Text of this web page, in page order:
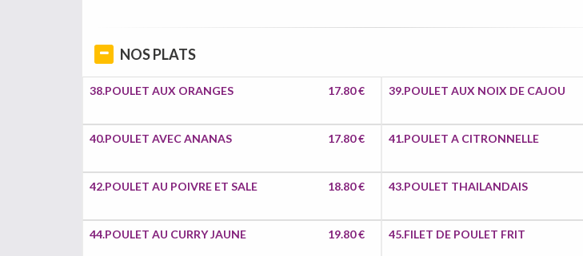
NOS PLATS
38.POULET AUX ORANGES 17.80 € 39.POULET AUX NOIX DE CAJOU
40.POULET AVEC ANANAS 17.80 € 41.POULET A CITRONNELLE
42.POULET AU POIVRE ET SALE 18.80 € 43.POULET THAILANDAIS
44.POULET AU CURRY JAUNE 19.80 € 45.FILET DE POULET FRIT